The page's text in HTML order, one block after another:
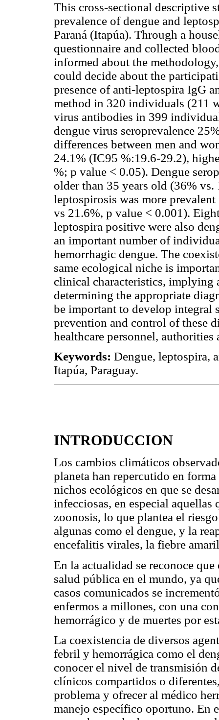
This cross-sectional descriptive
prevalence of dengue and
Paraná (Itapúa). Through a
questionnaire and collected
informed about the
could decide about the
presence of anti-leptospira IgG
method in 320 individuals (211
virus antibodies in 399
dengue virus seroprevalence
differences between men and
24.1% (IC95 %:19.6-29.2),
%; p value < 0.05). Dengue
older than 35 years old (36%
leptospirosis was more
vs 21.6%, p value < 0.001).
leptospira positive were also
an important number of
hemorrhagic dengue. The
same ecological niche is
clinical characteristics, implying
determining the appropriate
be important to develop integral
prevention and control of these
healthcare personnel, authorities
Keywords: Dengue, leptospira,
Itapúa, Paraguay.
INTRODUCCION
Los cambios climáticos
planeta han repercutido en
nichos ecológicos en que se
infecciosas, en especial
zoonosis, lo que plantea el
algunas como el dengue, y la
encefalitis virales, la fiebre
En la actualidad se reconoce
salud pública en el mundo, ya
casos comunicados se
enfermos a millones, con una
hemorrágico y de muertes por
La coexistencia de diversos
febril y hemorrágica como el
conocer el nivel de transmisión
clínicos compartidos o
problema y ofrecer al médico
manejo específico oportuno. En